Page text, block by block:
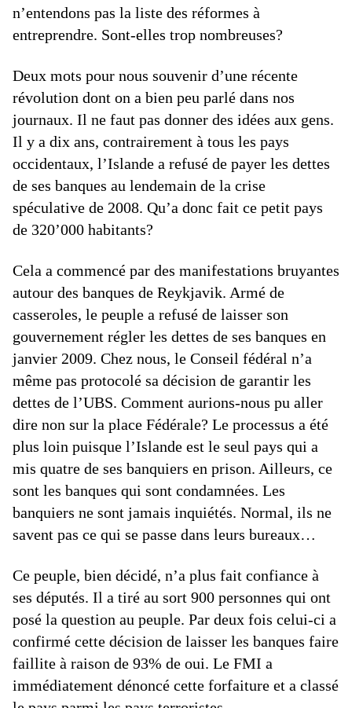
n’entendons pas la liste des réformes à
entreprendre. Sont-elles trop nombreuses?
Deux mots pour nous souvenir d’une récente
révolution dont on a bien peu parlé dans nos
journaux. Il ne faut pas donner des idées aux gens.
Il y a dix ans, contrairement à tous les pays
occidentaux, l’Islande a refusé de payer les dettes
de ses banques au lendemain de la crise
spéculative de 2008. Qu’a donc fait ce petit pays
de 320’000 habitants?
Cela a commencé par des manifestations bruyantes
autour des banques de Reykjavik. Armé de
casseroles, le peuple a refusé de laisser son
gouvernement régler les dettes de ses banques en
janvier 2009. Chez nous, le Conseil fédéral n’a
même pas protocolé sa décision de garantir les
dettes de l’UBS. Comment aurions-nous pu aller
dire non sur la place Fédérale? Le processus a été
plus loin puisque l’Islande est le seul pays qui a
mis quatre de ses banquiers en prison. Ailleurs, ce
sont les banques qui sont condamnées. Les
banquiers ne sont jamais inquiétés. Normal, ils ne
savent pas ce qui se passe dans leurs bureaux…
Ce peuple, bien décidé, n’a plus fait confiance à
ses députés. Il a tiré au sort 900 personnes qui ont
posé la question au peuple. Par deux fois celui-ci a
confirmé cette décision de laisser les banques faire
faillite à raison de 93% de oui. Le FMI a
immédiatement dénoncé cette forfaiture et a classé